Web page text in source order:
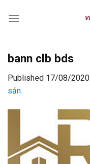
bann clb bds
Published 17/08/2020
sản